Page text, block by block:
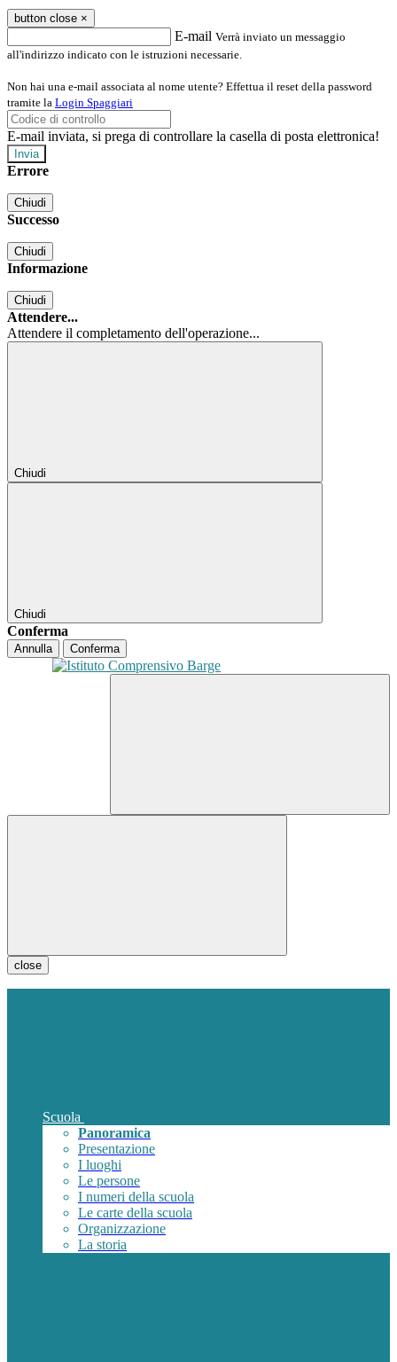
button close ×
E-mail Verrà inviato un messaggio
all'indirizzo indicato con le istruzioni necessarie.
Non hai una e-mail associata al nome utente? Effettua il reset della password
tramite la Login Spaggiari
E-mail inviata, si prega di controllare la casella di posta elettronica!
Errore
Chiudi
Successo
Chiudi
Informazione
Chiudi
Attendere...
Attendere il completamento dell'operazione...
Chiudi
Chiudi
Conferma
Annulla Conferma
close
Scuola
Panoramica
Presentazione
I luoghi
Le persone
I numeri della scuola
Le carte della scuola
Organizzazione
La storia